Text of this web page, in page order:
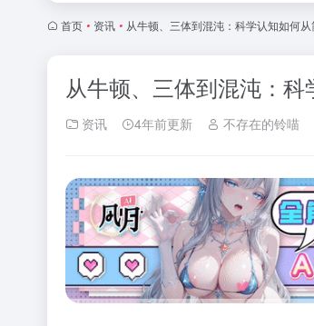
首页 • 资讯 • 从牛顿、三体到混沌：科学认知如何
从牛顿、三体到混沌：
资讯 4年前更新 不存在的铃喵